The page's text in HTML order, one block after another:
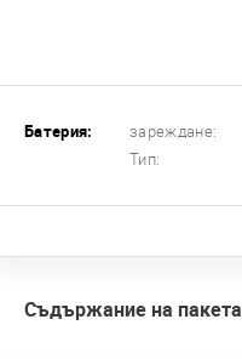
Батерия: зареждане:
Тип:
Съдържание на пакета